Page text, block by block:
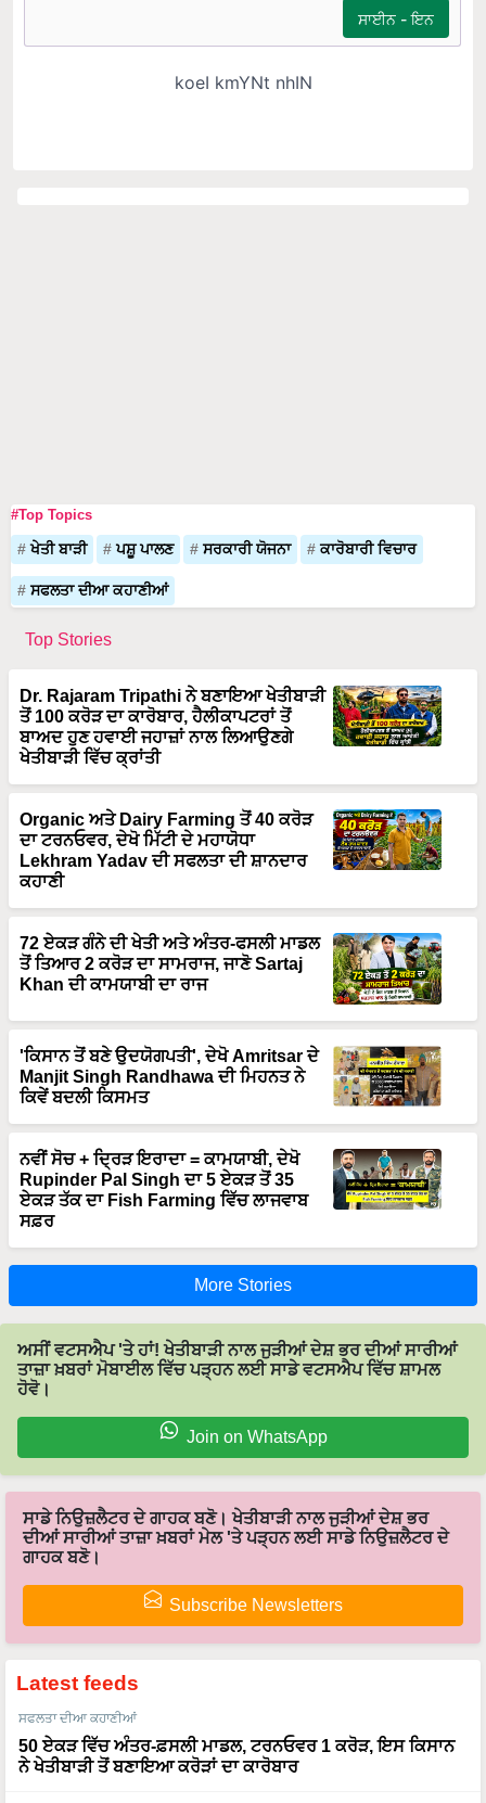
#Top Topics
ਖੇਤੀ ਬਾੜੀ ਪਸ਼ੂ ਪਾਲਣ ਸਰਕਾਰੀ ਯੋਜਨਾ ਕਾਰੋਬਾਰੀ ਵਿਚਾਰ
ਸਫਲਤਾ ਦੀਆ ਕਹਾਣੀਆਂ
Top Stories
Dr. Rajaram Tripathi ਨੇ ਬਣਾਇਆ ਖੇਤੀਬਾੜੀ
ਤੋਂ 100 ਕਰੋੜ ਦਾ ਕਾਰੋਬਾਰ, ਹੈਲੀਕਾਪਟਰਾਂ ਤੋਂ
ਬਾਅਦ ਹੁਣ ਹਵਾਈ ਜਹਾਜ਼ਾਂ ਨਾਲ ਲਿਆਉਣਗੇ
ਖੇਤੀਬਾੜੀ ਵਿੱਚ ਕ੍ਰਾਂਤੀ
Organic ਅਤੇ Dairy Farming ਤੋਂ 40 ਕਰੋੜ
ਦਾ ਟਰਨਓਵਰ, ਦੇਖੋ ਮਿੱਟੀ ਦੇ ਮਹਾਯੋਧਾ
Lekhram Yadav ਦੀ ਸਫਲਤਾ ਦੀ ਸ਼ਾਨਦਾਰ
ਕਹਾਣੀ
72 ਏਕੜ ਗੰਨੇ ਦੀ ਖੇਤੀ ਅਤੇ ਅੰਤਰ-ਫਸਲੀ ਮਾਡਲ
ਤੋਂ ਤਿਆਰ 2 ਕਰੋੜ ਦਾ ਸਾਮਰਾਜ, ਜਾਣੋ Sartaj
Khan ਦੀ ਕਾਮਯਾਬੀ ਦਾ ਰਾਜ
'ਕਿਸਾਨ ਤੋਂ ਬਣੇ ਉਦਯੋਗਪਤੀ', ਦੇਖੋ Amritsar ਦੇ
Manjit Singh Randhawa ਦੀ ਮਿਹਨਤ ਨੇ
ਕਿਵੇਂ ਬਦਲੀ ਕਿਸਮਤ
ਨਵੀਂ ਸੋਚ + ਦ੍ਰਿੜ ਇਰਾਦਾ = ਕਾਮਯਾਬੀ, ਦੇਖੋ
Rupinder Pal Singh ਦਾ 5 ਏਕੜ ਤੋਂ 35
ਏਕੜ ਤੱਕ ਦਾ Fish Farming ਵਿੱਚ ਲਾਜਵਾਬ
ਸਫ਼ਰ
More Stories
ਅਸੀਂ ਵਟਸਐਪ 'ਤੇ ਹਾਂ! ਖੇਤੀਬਾੜੀ ਨਾਲ ਜੁੜੀਆਂ ਦੇਸ਼ ਭਰ ਦੀਆਂ ਸਾਰੀਆਂ
ਤਾਜ਼ਾ ਖ਼ਬਰਾਂ ਮੋਬਾਈਲ ਵਿੱਚ ਪੜ੍ਹਨ ਲਈ ਸਾਡੇ ਵਟਸਐਪ ਵਿੱਚ ਸ਼ਾਮਲ
ਹੋਵੋ।
Join on WhatsApp
ਸਾਡੇ ਨਿਉਜ਼ਲੈਟਰ ਦੇ ਗਾਹਕ ਬਣੋ। ਖੇਤੀਬਾੜੀ ਨਾਲ ਜੁੜੀਆਂ ਦੇਸ਼ ਭਰ
ਦੀਆਂ ਸਾਰੀਆਂ ਤਾਜ਼ਾ ਖ਼ਬਰਾਂ ਮੇਲ 'ਤੇ ਪੜ੍ਹਨ ਲਈ ਸਾਡੇ ਨਿਉਜ਼ਲੈਟਰ ਦੇ
ਗਾਹਕ ਬਣੋ।
Subscribe Newsletters
Latest feeds
ਸਫਲਤਾ ਦੀਆ ਕਹਾਣੀਆਂ
50 ਏਕੜ ਵਿੱਚ ਅੰਤਰ-ਫ਼ਸਲੀ ਮਾਡਲ, ਟਰਨਓਵਰ 1 ਕਰੋੜ, ਇਸ ਕਿਸਾਨ
ਨੇ ਖੇਤੀਬਾੜੀ ਤੋਂ ਬਣਾਇਆ ਕਰੋੜਾਂ ਦਾ ਕਾਰੋਬਾਰ